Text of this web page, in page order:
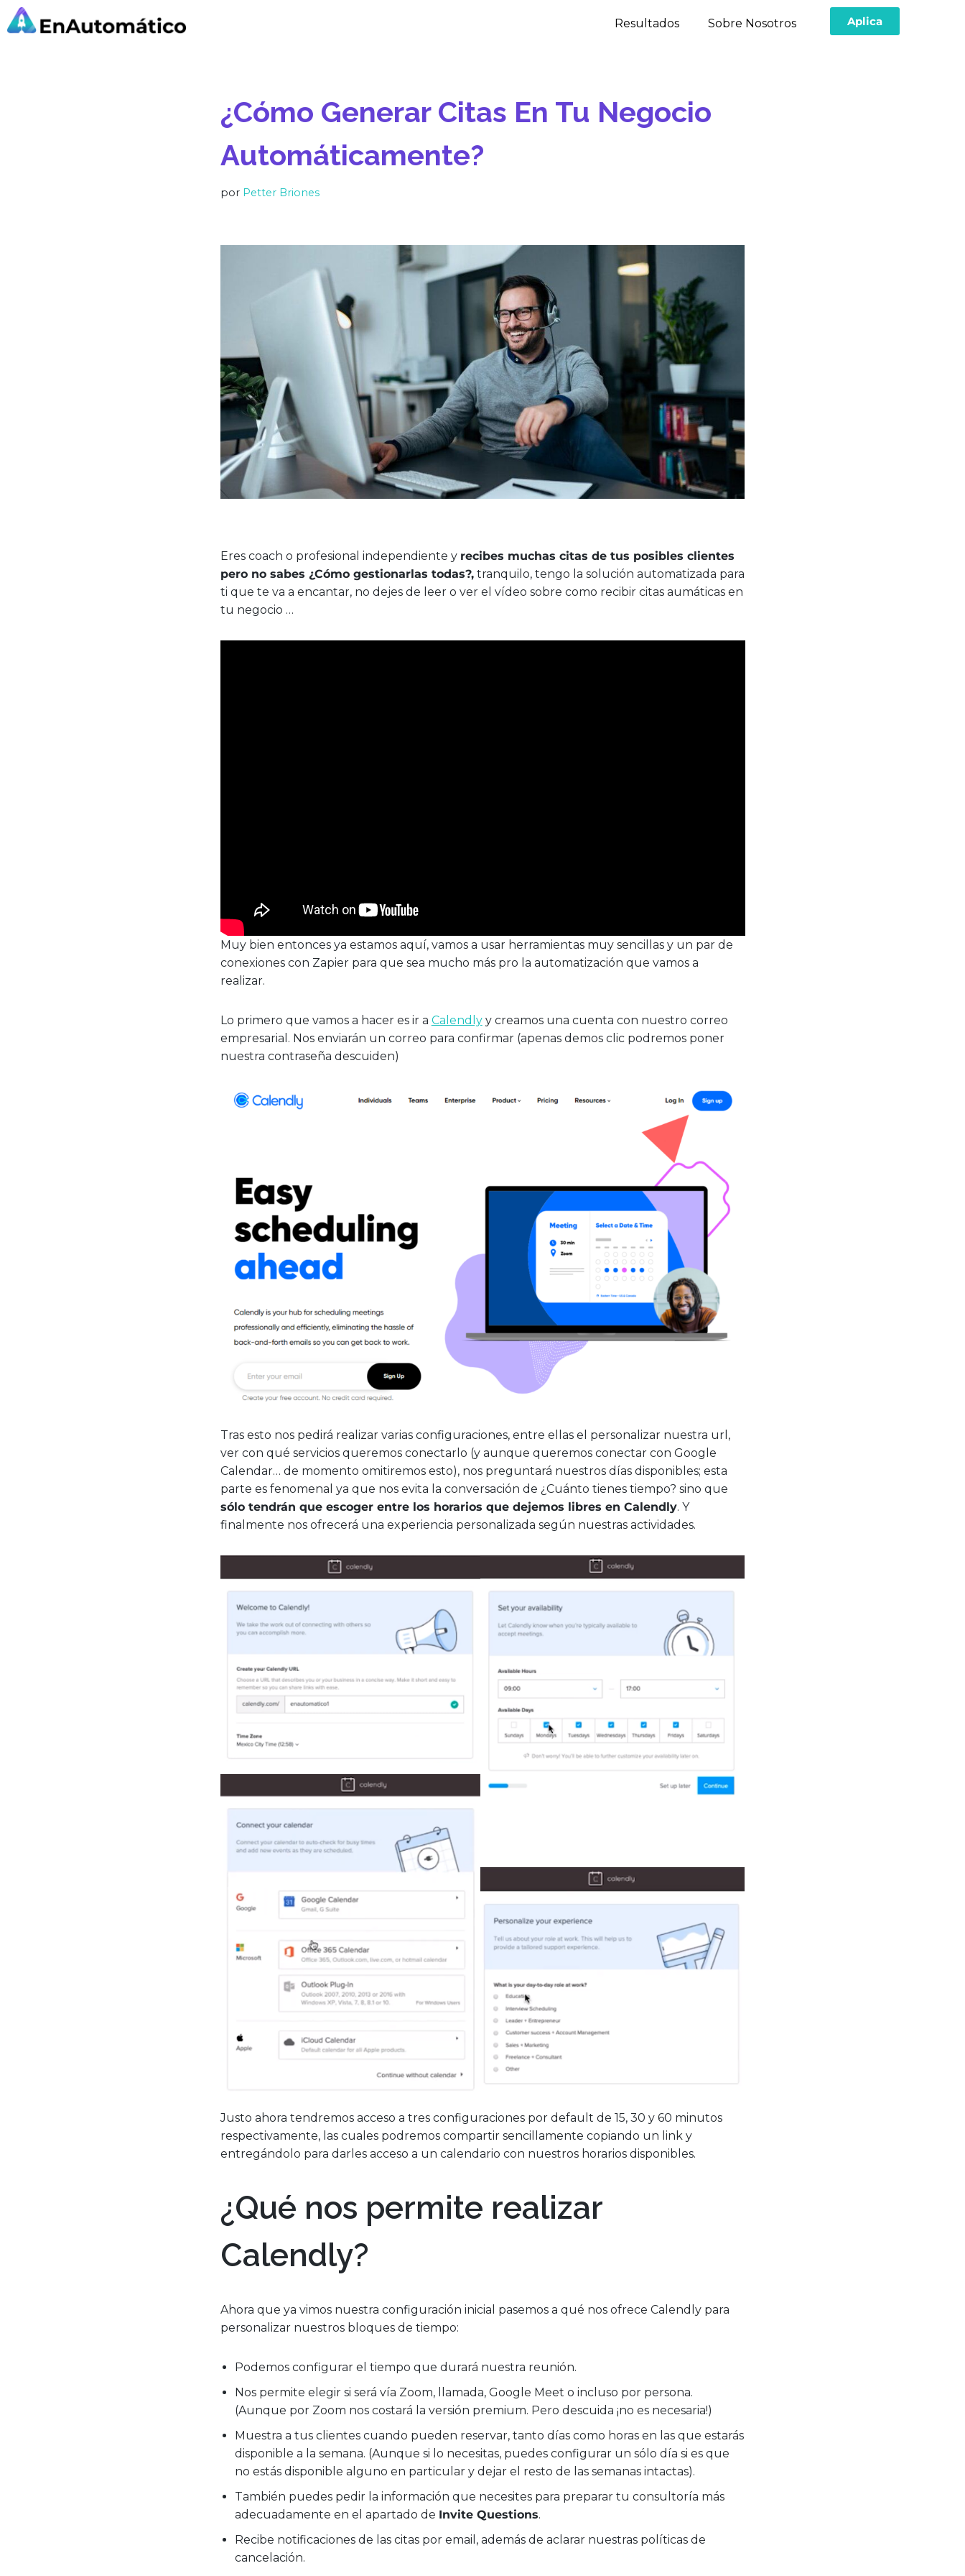
Resultados Sobre Nosotros Aplica
¿Cómo Generar Citas En Tu Negocio
Automáticamente?
por Petter Briones
Eres coach o profesional independiente y recibes muchas citas de tus posibles clientes
pero no sabes ¿Cómo gestionarlas todas?,tranquilo, tengo la solución automatizada para
ti que te va a encantar, no dejes de leer o ver el vídeo sobre como recibir citas aumáticas en
tu negocio …
Muy bien entonces ya estamos aquí, vamos a usar herramientas muy sencillas y un par de
conexiones con Zapier para que sea mucho más pro la automatización que vamos a
realizar.
Lo primero que vamos a hacer es ir a Calendlyy creamos una cuenta con nuestro correo
empresarial. Nos enviarán un correo para confirmar (apenas demos clic podremos poner
nuestra contraseña descuiden)
Tras esto nos pedirá realizar varias configuraciones, entre ellas el personalizar nuestra url,
ver con qué servicios queremos conectarlo (y aunque queremos conectar con Google
Calendar… de momento omitiremos esto), nos preguntará nuestros días disponibles; esta
parte es fenomenal ya que nos evita la conversación de ¿Cuánto tienes tiempo? sino que
sólo tendrán que escoger entre los horarios que dejemos libres en Calendly. Y
finalmente nos ofrecerá una experiencia personalizada según nuestras actividades.
Justo ahora tendremos acceso a tres configuraciones por default de 15, 30 y 60 minutos
respectivamente, las cuales podremos compartir sencillamente copiando un link y
entregándolo para darles acceso a un calendario con nuestros horarios disponibles.
¿Qué nos permite realizar
Calendly?
Ahora que ya vimos nuestra configuración inicial pasemos a qué nos ofrece Calendly para
personalizar nuestros bloques de tiempo:
Podemos configurar el tiempo que durará nuestra reunión.
Nos permite elegir si será vía Zoom, llamada, Google Meet o incluso por persona.
(Aunque por Zoom nos costará la versión premium. Pero descuida ¡no es necesaria!)
Muestra a tus clientes cuando pueden reservar, tanto días como horas en las que estarás
disponible a la semana. (Aunque si lo necesitas, puedes configurar un sólo día si es que
no estás disponible alguno en particular y dejar el resto de las semanas intactas).
También puedes pedir la información que necesites para preparar tu consultoría más
adecuadamente en el apartado de Invite Questions.
Recibe notificaciones de las citas por email, además de aclarar nuestras políticas de
cancelación.